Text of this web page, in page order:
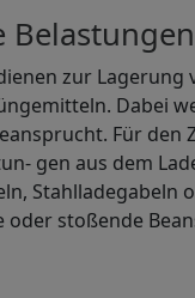
Belastungen
zur
Dabei
Für den
gen aus dem
Stahlladegabeln
stoßende